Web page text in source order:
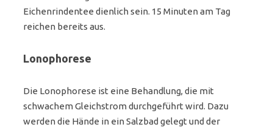
Eichenrindentee dienlich sein. 15 Minuten am Tag
reichen bereits aus.
Lonophorese
Die Lonophorese ist eine Behandlung, die mit
schwachem Gleichstrom durchgeführt wird. Dazu
werden die Hände in ein Salzbad gelegt und der